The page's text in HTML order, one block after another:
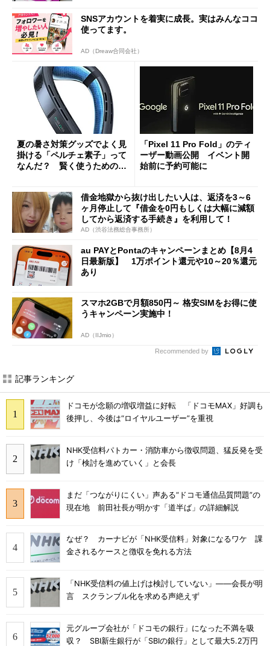
SNSアカウントを着実に成長。実はみんなココ
使ってます。
AD（Dreaw合同会社）
夏の暑さ対策グッズでよく見
掛ける「ペルチェ素子」って
なんだ？ 賢く使うための注
「Pixel 11 Pro Fold」のティ
ーザー動画公開 イベント開
始前に予約可能に
借金地獄から抜け出したい人は、返済を3～6
ヶ月停止して『借金を0円もしくは大幅に減額
してから返済する手続き』を利用して！
AD（渋谷法務総合事務所）
au PAYとPontaのキャンペーンまとめ【8月4
日最新版】 1万ポイント還元や10～20％還元
あり
スマホ2GBで月額850円～ 格安SIMをお得に使
うキャンペーン実施中！
AD（IIJmio）
Recommended by
記事ランキング
ドコモが念願の増収増益に好転 「ドコモMAX」好調も
後押し、今後は“ロイヤルユーザー”を重視
NHK受信料パトカー・消防車から徴収問題、猛反発を受
け「検討を進めていく」と会長
まだ「つながりにくい」声ある“ドコモ通信品質問題”の
現在地 前田社長が明かす「道半ば」の詳細解説
なぜ？ カーナビが「NHK受信料」対象になるワケ 課
金されるケースと徴収を免れる方法
「NHK受信料の値上げは検討していない」――会長が明
言 スクランブル化を求める声絶えず
元グループ会社が「ドコモの銀行」になった不満を吸
収？ SBI新生銀行が「SBIの銀行」として最大5.2万円